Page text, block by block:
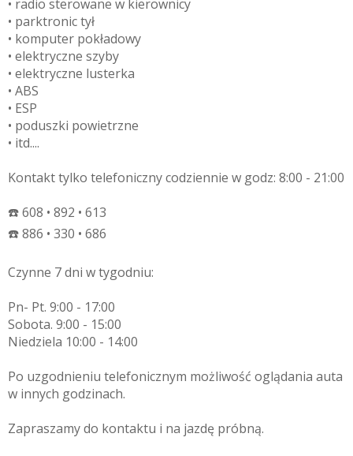
• radio sterowane w kierownicy
• parktronic tył
• komputer pokładowy
• elektryczne szyby
• elektryczne lusterka
• ABS
• ESP
• poduszki powietrzne
• itd....
Kontakt tylko telefoniczny codziennie w godz: 8:00 - 21:00
☎️ 608 • 892 • 613
☎️ 886 • 330 • 686
Czynne 7 dni w tygodniu:
Pn- Pt. 9:00 - 17:00
Sobota. 9:00 - 15:00
Niedziela 10:00 - 14:00
Po uzgodnieniu telefonicznym możliwość oglądania auta
w innych godzinach.
Zapraszamy do kontaktu i na jazdę próbną.